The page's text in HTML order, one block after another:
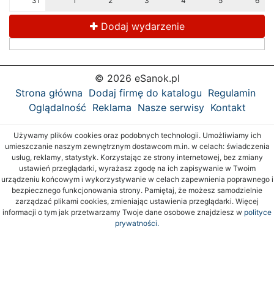
Dodaj wydarzenie
© 2026 eSanok.pl
Strona główna Dodaj firmę do katalogu Regulamin
Oglądalność Reklama Nasze serwisy Kontakt
Używamy plików cookies oraz podobnych technologii. Umożliwiamy ich
umieszczanie naszym zewnętrznym dostawcom m.in. w celach: świadczenia
usług, reklamy, statystyk. Korzystając ze strony internetowej, bez zmiany
ustawień przeglądarki, wyrażasz zgodę na ich zapisywanie w Twoim
urządzeniu końcowym i wykorzystywanie w celach zapewnienia poprawnego i
bezpiecznego funkcjonowania strony. Pamiętaj, że możesz samodzielnie
zarządzać plikami cookies, zmieniając ustawienia przeglądarki. Więcej
informacji o tym jak przetwarzamy Twoje dane osobowe znajdziesz w polityce
prywatności.